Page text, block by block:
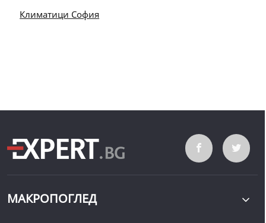
Климатици София
МАКРОПОГЛЕД